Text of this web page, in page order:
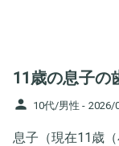
11歳の息子の
person 10代/男性 - 2026/
息子（現在11歳